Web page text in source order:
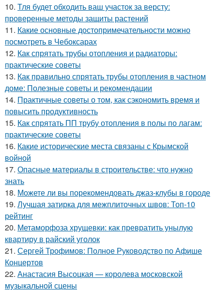
10. Тля будет обходить ваш участок за версту:
проверенные методы защиты растений
11. Какие основные достопримечательности можно
посмотреть в Чебоксарах
12. Как спрятать трубы отопления и радиаторы:
практические советы
13. Как правильно спрятать трубы отопления в частном
доме: Полезные советы и рекомендации
14. Практичные советы о том, как сэкономить время и
повысить продуктивность
15. Как спрятать ПП трубу отопления в полы по лагам:
практические советы
16. Какие исторические места связаны с Крымской
войной
17. Опасные материалы в строительстве: что нужно
знать
18. Можете ли вы порекомендовать джаз-клубы в городе
19. Лучшая затирка для межплиточных швов: Топ-10
рейтинг
20. Метаморфоза хрущевки: как превратить унылую
квартиру в райский уголок
21. Сергей Трофимов: Полное Руководство по Афише
Концертов
22. Анастасия Высоцкая — королева московской
музыкальной сцены